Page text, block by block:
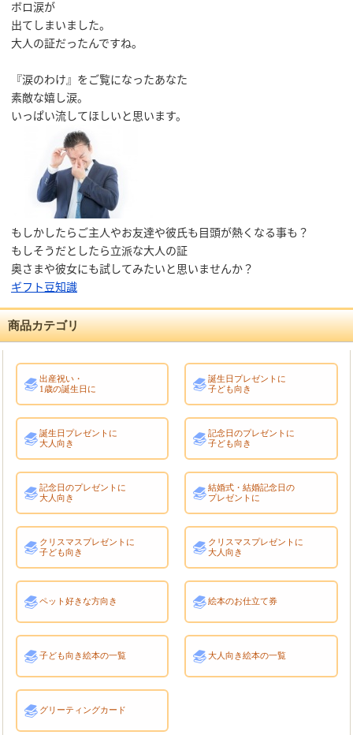
ボロ涙が
出てしまいました。
大人の証だったんですね。
『涙のわけ』をご覧になったあなた
素敵な嬉し涙。
いっぱい流してほしいと思います。
もしかしたらご主人やお友達や彼氏も目頭が熱くなる事も？
もしそうだとしたら立派な大人の証
奥さまや彼女にも試してみたいと思いませんか？
ギフト豆知識
商品カテゴリ
出産祝い・
1歳の誕生日に
誕生日プレゼントに
子ども向き
誕生日プレゼントに
大人向き
記念日のプレゼントに
子ども向き
記念日のプレゼントに
大人向き
結婚式・結婚記念日の
プレゼントに
クリスマスプレゼントに
子ども向き
クリスマスプレゼントに
大人向き
ペット好きな方向き 絵本のお仕立て券
子ども向き絵本の一覧 大人向き絵本の一覧
グリーティングカード